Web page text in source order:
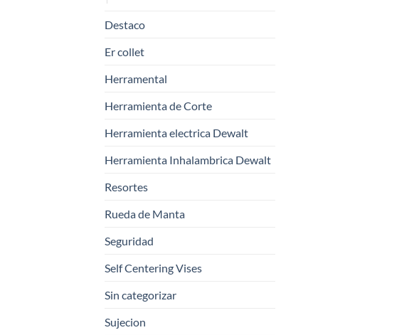
Destaco
Er collet
Herramental
Herramienta de Corte
Herramienta electrica Dewalt
Herramienta Inhalambrica Dewalt
Resortes
Rueda de Manta
Seguridad
Self Centering Vises
Sin categorizar
Sujecion